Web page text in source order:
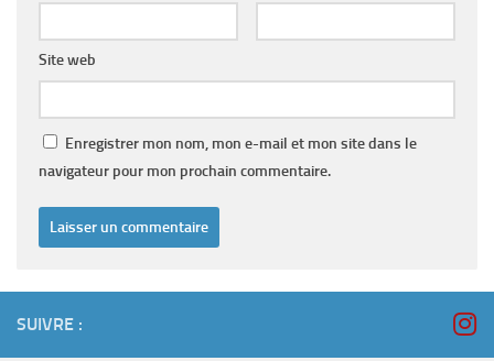
Site web
Enregistrer mon nom, mon e-mail et mon site dans le
navigateur pour mon prochain commentaire.
SUIVRE :